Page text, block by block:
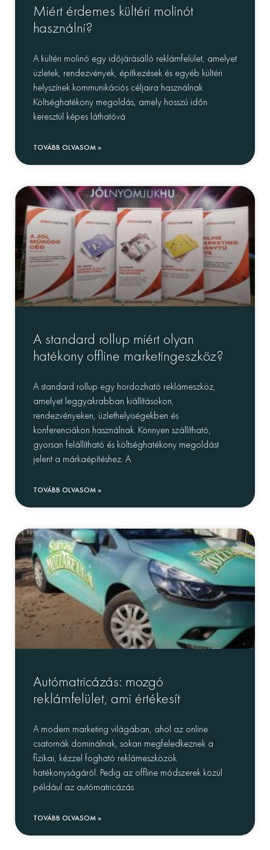
Miért érdemes kültéri molinót
használni?
A kültéri molinó egy időjárásálló reklámfelület, amelyet
üzletek, rendezvények, építkezések és egyéb kültéri
helyszínek kommunikációs céljaira használnak.
Költséghatékony megoldás, amely hosszú időn
keresztül képes láthatóvá
TOVÁBB OLVASOM »
A standard rollup miért olyan
hatékony offline marketingeszköz?
A standard rollup egy hordozható reklámeszköz,
amelyet leggyakrabban kiállításokon,
rendezvényeken, üzlethelyiségekben és
konferenciákon használnak. Könnyen szállítható,
gyorsan felállítható és költséghatékony megoldást
jelent a márkaépítéshez. A
TOVÁBB OLVASOM »
Autómatricázás: mozgó
reklámfelület, ami értékesít
A modern marketing világában, ahol az online
csatornák dominálnak, sokan megfeledkeznek a
fizikai, kézzel fogható reklámeszközök
hatékonyságáról. Pedig az offline módszerek közül
például az autómatricázás
TOVÁBB OLVASOM »